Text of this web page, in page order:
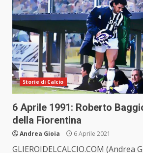
Storie di Calcio
6 Aprile 1991: Roberto
della Fiorentina
Andrea Gioia 6 Aprile 2021
GLIEROIDELCALCIO.COM (Andrea